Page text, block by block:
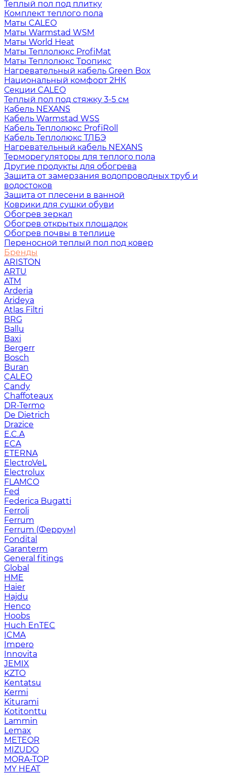
Теплый пол под плитку
Комплект теплого пола
Маты CALEO
Маты Warmstad WSM
Маты World Heat
Маты Теплолюкс ProfiMat
Маты Теплолюкс Тропикс
Нагревательный кабель Green Box
Национальный комфорт 2НК
Секции CALEO
Теплый пол под стяжку 3-5 см
Кабель NEXANS
Кабель Warmstad WSS
Кабель Теплолюкс ProfiRoll
Кабель Теплолюкс ТЛБЭ
Нагревательный кабель NEXANS
Терморегуляторы для теплого пола
Другие продукты для обогрева
Защита от замерзания водопроводных труб и
водостоков
Защита от плесени в ванной
Коврики для сушки обуви
Обогрев зеркал
Обогрев открытых площадок
Обогрев почвы в теплице
Переносной теплый пол под ковер
Бренды
ARISTON
ARTU
ATM
Arderia
Arideya
Atlas Filtri
BRG
Ballu
Baxi
Bergerr
Bosch
Buran
CALEO
Candy
Chaffoteaux
DR-Termo
De Dietrich
Drazice
E.C.A
ECA
ETERNA
ElectroVeL
Electrolux
FLAMCO
Fed
Federica Bugatti
Ferroli
Ferrum
Ferrum (Феррум)
Fondital
Garanterm
General fitings
Global
HME
Haier
Hajdu
Henco
Hoobs
Huch EnTEC
ICMA
Impero
Innovita
JEMIX
KZTO
Kentatsu
Kermi
Kiturami
Kotitonttu
Lammin
Lemax
METEOR
MIZUDO
MORA-TOP
MY HEAT